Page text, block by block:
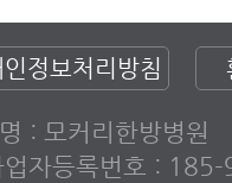
인정보처리방침
: 모커리한방병원
업자등록번호 :